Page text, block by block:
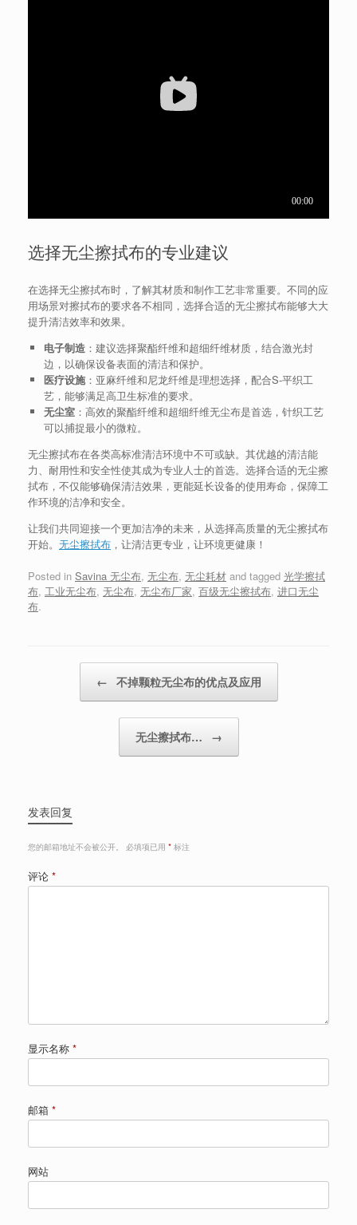
选择无尘擦拭布的专业建议
在选择无尘擦拭布时，了解其材质和制作工艺非常重要。不同的应
用场景对擦拭布的要求各不相同，选择合适的无尘擦拭布能够大大
提升清洁效率和效果。
电子制造：建议选择聚酯纤维和超细纤维材质，结合激光封
边，以确保设备表面的清洁和保护。
医疗设施：亚麻纤维和尼龙纤维是理想选择，配合S-平织工
艺，能够满足高卫生标准的要求。
无尘室：高效的聚酯纤维和超细纤维无尘布是首选，针织工艺
可以捕捉最小的微粒。
无尘擦拭布在各类高标准清洁环境中不可或缺。其优越的清洁能
力、耐用性和安全性使其成为专业人士的首选。选择合适的无尘擦
拭布，不仅能够确保清洁效果，更能延长设备的使用寿命，保障工
作环境的洁净和安全。
让我们共同迎接一个更加洁净的未来，从选择高质量的无尘擦拭布
开始。 无尘擦拭布 ，让清洁更专业，让环境更健康！
Posted in Savina 无尘布, 无尘布, 无尘耗材 and tagged 光学擦拭
布, 工业无尘布, 无尘布, 无尘布厂家, 百级无尘擦拭布, 进口无尘
布.
← 不掉颗粒无尘布的优点及应用
无尘擦拭布… →
发表回复
您的邮箱地址不会被公开。 必填项已用 * 标注
评论 *
显示名称 *
邮箱 *
网站